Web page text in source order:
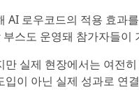
AI 로우코드의 적용 효과
스도 운영돼 참가자들이
실제 현장에서는 여전
이 아닌 실제 성과로 연